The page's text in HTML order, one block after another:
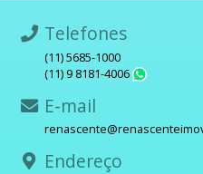
Telefones
(11) 5685-1000
(11) 9 8181-4006
E-mail
Endereço